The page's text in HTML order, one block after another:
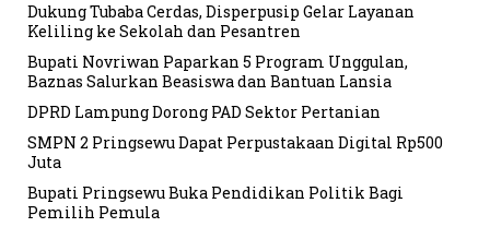
Dukung Tubaba Cerdas, Disperpusip Gelar Layanan
Keliling ke Sekolah dan Pesantren
Bupati Novriwan Paparkan 5 Program Unggulan,
Baznas Salurkan Beasiswa dan Bantuan Lansia
DPRD Lampung Dorong PAD Sektor Pertanian
SMPN 2 Pringsewu Dapat Perpustakaan Digital Rp500
Juta
Bupati Pringsewu Buka Pendidikan Politik Bagi
Pemilih Pemula